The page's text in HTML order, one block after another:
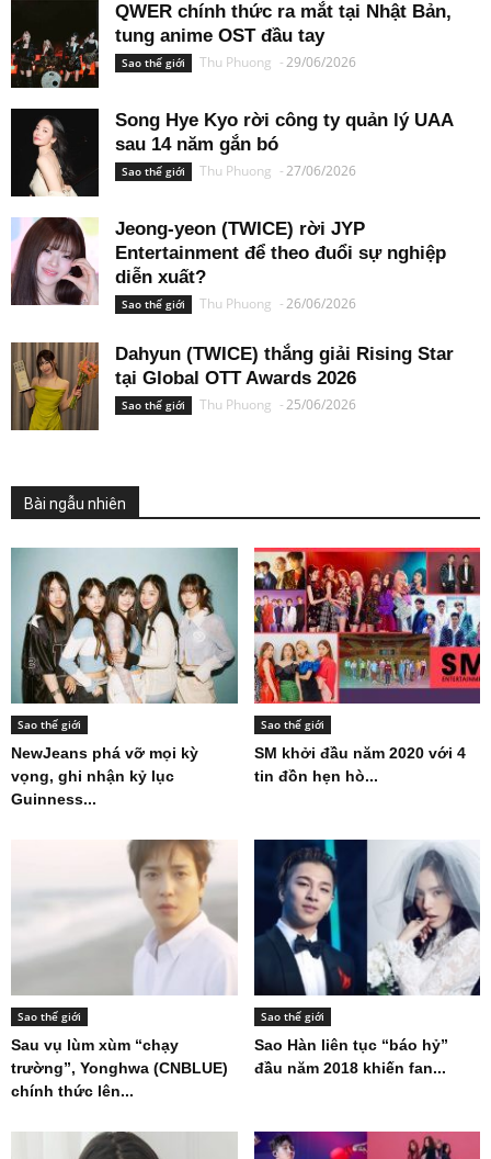
QWER chính thức ra mắt tại Nhật Bản,
tung anime OST đầu tay
Sao thế giới Thu Phuong -29/06/2026
Song Hye Kyo rời công ty quản lý UAA
sau 14 năm gắn bó
Sao thế giới Thu Phuong -27/06/2026
Jeong-yeon (TWICE) rời JYP
Entertainment để theo đuổi sự nghiệp
diễn xuất?
Sao thế giới Thu Phuong -26/06/2026
Dahyun (TWICE) thắng giải Rising Star
tại Global OTT Awards 2026
Sao thế giới Thu Phuong -25/06/2026
Bài ngẫu nhiên
Sao thế giới
NewJeans phá vỡ mọi kỳ
vọng, ghi nhận kỷ lục
Guinness...
Sao thế giới
SM khởi đầu năm 2020 với 4
tin đồn hẹn hò...
Sao thế giới
Sau vụ lùm xùm “chạy
trường”, Yonghwa (CNBLUE)
chính thức lên...
Sao thế giới
Sao Hàn liên tục “báo hỷ”
đầu năm 2018 khiến fan...